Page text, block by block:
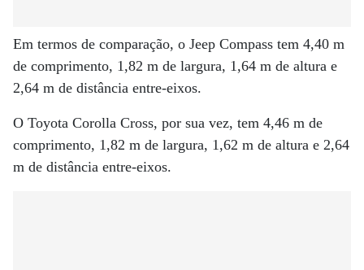
Em termos de comparação, o Jeep Compass tem 4,40 m
de comprimento, 1,82 m de largura, 1,64 m de altura e
2,64 m de distância entre-eixos.
O Toyota Corolla Cross, por sua vez, tem 4,46 m de
comprimento, 1,82 m de largura, 1,62 m de altura e 2,64
m de distância entre-eixos.